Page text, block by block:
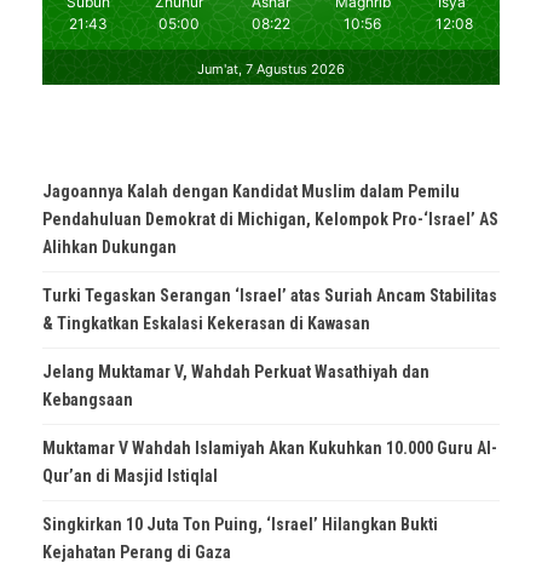
Jagoannya Kalah dengan Kandidat Muslim dalam Pemilu
Pendahuluan Demokrat di Michigan, Kelompok Pro-‘Israel’ AS
Alihkan Dukungan
Turki Tegaskan Serangan ‘Israel’ atas Suriah Ancam Stabilitas
& Tingkatkan Eskalasi Kekerasan di Kawasan
Jelang Muktamar V, Wahdah Perkuat Wasathiyah dan
Kebangsaan
Muktamar V Wahdah Islamiyah Akan Kukuhkan 10.000 Guru Al-
Qur’an di Masjid Istiqlal
Singkirkan 10 Juta Ton Puing, ‘Israel’ Hilangkan Bukti
Kejahatan Perang di Gaza